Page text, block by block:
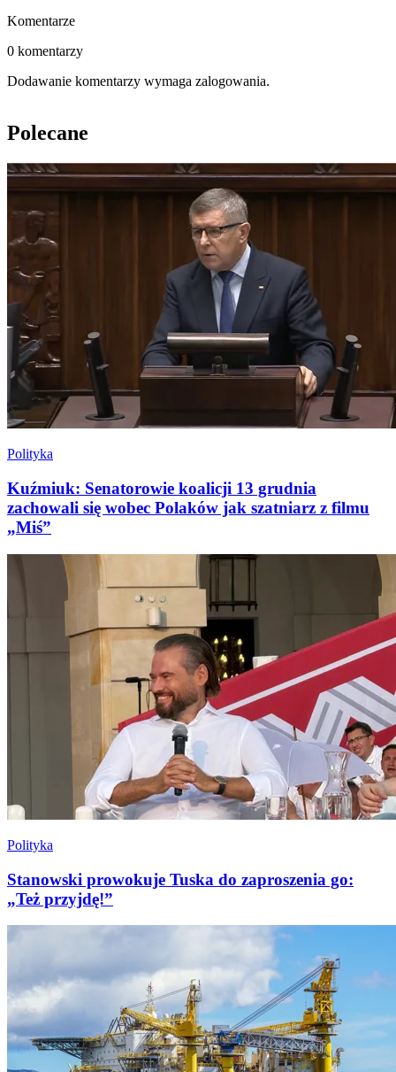
Komentarze
0 komentarzy
Dodawanie komentarzy wymaga zalogowania.
Polecane
Polityka
Kuźmiuk: Senatorowie koalicji 13 grudnia
zachowali się wobec Polaków jak szatniarz z filmu
„Miś”
Polityka
Stanowski prowokuje Tuska do zaproszenia go:
„Też przyjdę!”